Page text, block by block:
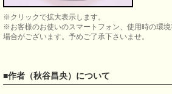
※クリックで拡大表示します。
※お客様のお使いのスマートフォン、使用時の環
場合がございます。予めご了承下さいませ。
■作者（秋谷昌央）について